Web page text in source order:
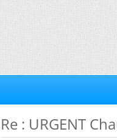
Re : URGENT